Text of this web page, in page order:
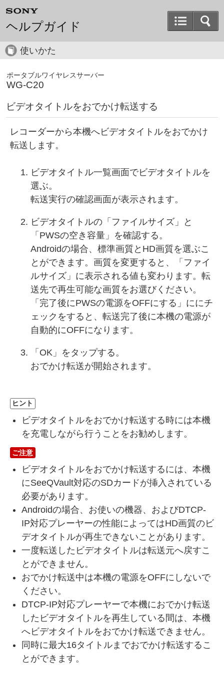
ヘルプガイド
使いかた
ポータブルワイヤレスサーバー
WG-C20
ビデオタイトルをおでかけ転送する
レコーダーから本機へビデオタイトルをおでかけ
転送します。
ビデオタイトル一覧画面でビデオタイトルを
選ぶ。
転送実行の確認画面が表示されます。
ビデオタイトルの「ファイルサイズ」と
「PWSの空き容量」を確認する。
Androidの場合、標準画質とHD画質を選ぶこ
とができます。画質を変更すると、「ファイ
ルサイズ」に表示される値も変わります。転
送先で再生可能な画質をお選びください。
「完了後にPWSの電源をOFFにする」ににチ
ェックをすると、転送完了後に本機の電源が
自動的にOFFになります。
「OK」をタップする。
おでかけ転送が開始されます。
ヒント
ビデオタイトルをおでかけ転送する時には本機
を充電しながら行うことをお勧めします。
ご注意
ビデオタイトルをおでかけ転送するには、本機
にSeeQVault対応のSDカードが挿入されている
必要があります。
Androidの場合、お使いの機器、およびDTCP-
IP対応プレーヤーの性能によってはHD画質のビ
デオタイトルが再生できないことがあります。
一度転送したビデオタイトルは転送元へ戻すこ
とができません。
おでかけ転送中は本機の電源をOFFにしないで
ください。
DTCP-IP対応プレーヤーで本機におでかけ転送
したビデオタイトルを再生している間は、本機
へビデオタイトルをおでかけ転送できません。
同時に最大16タイトルまでおでかけ転送するこ
とができます。